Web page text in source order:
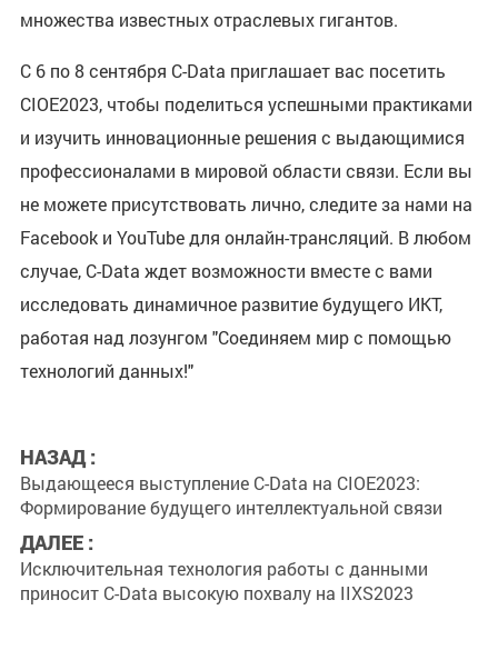
множества известных отраслевых гигантов.
С 6 по 8 сентября C-Data приглашает вас посетить
CIOE2023, чтобы поделиться успешными практиками
и изучить инновационные решения с выдающимися
профессионалами в мировой области связи. Если вы
не можете присутствовать лично, следите за нами на
Facebook и YouTube для онлайн-трансляций. В любом
случае, C-Data ждет возможности вместе с вами
исследовать динамичное развитие будущего ИКТ,
работая над лозунгом "Соединяем мир с помощью
технологий данных!"
НАЗАД :
Выдающееся выступление C-Data на CIOE2023:
Формирование будущего интеллектуальной связи
ДАЛЕЕ :
Исключительная технология работы с данными
приносит C-Data высокую похвалу на IIXS2023